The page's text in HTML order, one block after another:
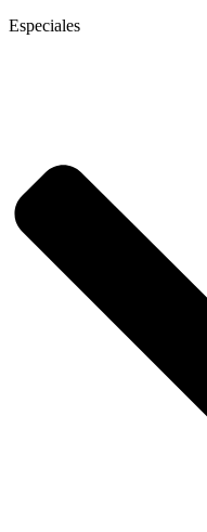
Especiales